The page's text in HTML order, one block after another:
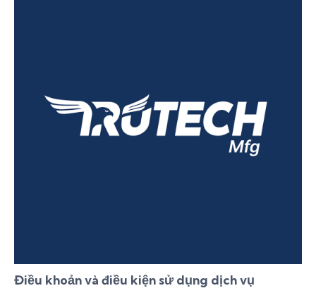
Điều khoản và điều kiện sử dụng dịch vụ